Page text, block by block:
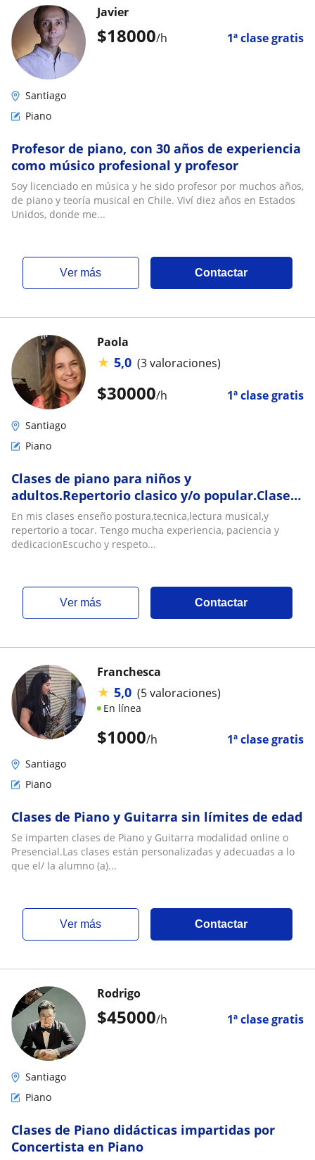
$18000/h 1ª clase gratis
Javier
Santiago
Piano
Profesor de piano, con 30 años de experiencia
como músico profesional y profesor
Soy licenciado en música y he sido profesor por muchos años,
de piano y teoría musical en Chile. Viví diez años en Estados
Unidos, donde me...
ver más Contactar
$30000/h 1ª clase gratis
Paola
★ 5,0 (3 valoraciones)
Santiago
Piano
Clases de piano para niños y
adultos.Repertorio clasico y/o popular.Clases
de composición musical
En mis clases enseño postura,tecnica,lectura musical,y
repertorio a tocar. Tengo mucha experiencia, paciencia y
dedicacionEscucho y respeto...
ver más Contactar
$1000/h 1ª clase gratis
Franchesca
★ 5,0 (5 valoraciones)
En línea
Santiago
Piano
Clases de Piano y Guitarra sin límites de edad
Se imparten clases de Piano y Guitarra modalidad online o
Presencial.Las clases están personalizadas y adecuadas a lo
que el/ la alumno (a)...
ver más Contactar
$45000/h 1ª clase gratis
Rodrigo
Santiago
Piano
Clases de Piano didácticas impartidas por
Concertista en Piano